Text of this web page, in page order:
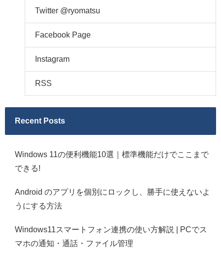
Twitter @ryomatsu
Facebook Page
Instagram
RSS
Recent Posts
Windows 11の便利機能10選｜標準機能だけでここまで
できる!
Android のアプリを個別にロックし、勝手に使えないよ
うにする方法
Windows11スマートフォン連携の使い方解説 | PCでス
マホの通知・通話・ファイル管理